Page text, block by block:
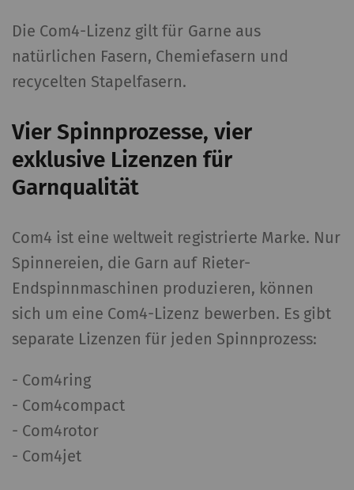
Die Com4-Lizenz gilt für Garne aus
natürlichen Fasern, Chemiefasern und
recycelten Stapelfasern.
Vier Spinnprozesse, vier
exklusive Lizenzen für
Garnqualität
Com4 ist eine weltweit registrierte Marke. Nur
Spinnereien, die Garn auf Rieter-
Endspinnmaschinen produzieren, können
sich um eine Com4-Lizenz bewerben. Es gibt
separate Lizenzen für jeden Spinnprozess:
- Com4ring
- Com4compact
- Com4rotor
- Com4jet